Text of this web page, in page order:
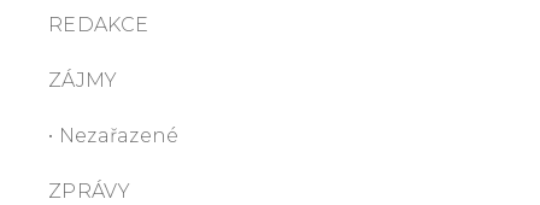
REDAKCE
ZÁJMY
• Nezařazené
ZPRÁVY